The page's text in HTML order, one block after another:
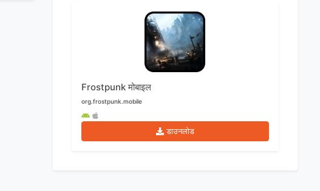
Frostpunk मोबाइल
org.frostpunk.mobile
डाउनलोड